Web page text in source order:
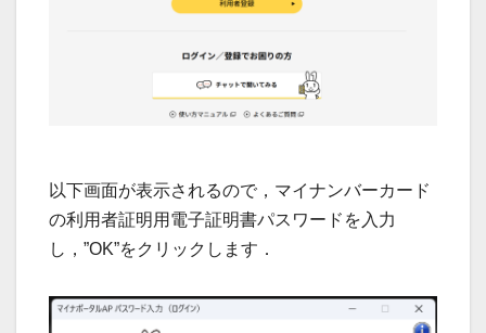
以下画面が表示されるので，マイナンバーカード
の利用者証明用電子証明書パスワードを入力
し，”OK”をクリックします．